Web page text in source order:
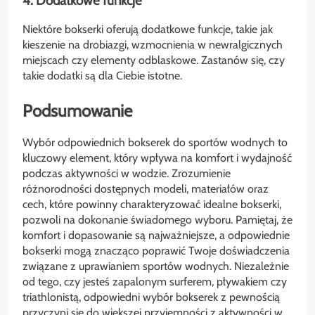
Niektóre bokserki oferują dodatkowe funkcje, takie jak
kieszenie na drobiazgi, wzmocnienia w newralgicznych
miejscach czy elementy odblaskowe. Zastanów się, czy
takie dodatki są dla Ciebie istotne.
Podsumowanie
Wybór odpowiednich bokserek do sportów wodnych to
kluczowy element, który wpływa na komfort i wydajność
podczas aktywności w wodzie. Zrozumienie
różnorodności dostępnych modeli, materiałów oraz
cech, które powinny charakteryzować idealne bokserki,
pozwoli na dokonanie świadomego wyboru. Pamiętaj, że
komfort i dopasowanie są najważniejsze, a odpowiednie
bokserki mogą znacząco poprawić Twoje doświadczenia
związane z uprawianiem sportów wodnych. Niezależnie
od tego, czy jesteś zapalonym surferem, pływakiem czy
triathlonistą, odpowiedni wybór bokserek z pewnością
przyczyni się do większej przyjemności z aktywności w